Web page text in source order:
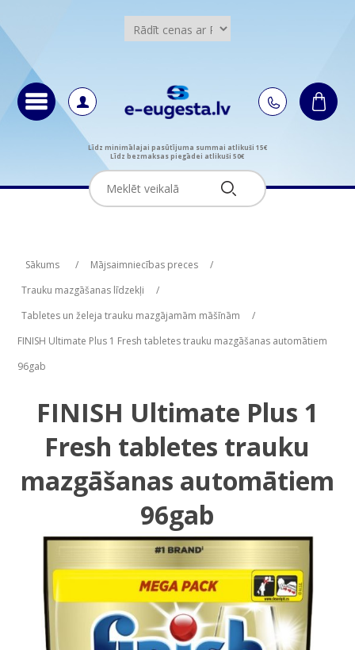
Līdz minimālajai pasūtījuma summai atlikuši 15€
Līdz bezmaksas piegādei atlikuši 50€
Sākums / Mājsaimniecības preces
/
Trauku mazgāšanas līdzekļi
/
Tabletes un želeja trauku mazgājamām māšīnām
/
FINISH Ultimate Plus 1 Fresh tabletes trauku mazgāšanas automātiem
96gab
FINISH Ultimate Plus 1
Fresh tabletes trauku
mazgāšanas automātiem
96gab